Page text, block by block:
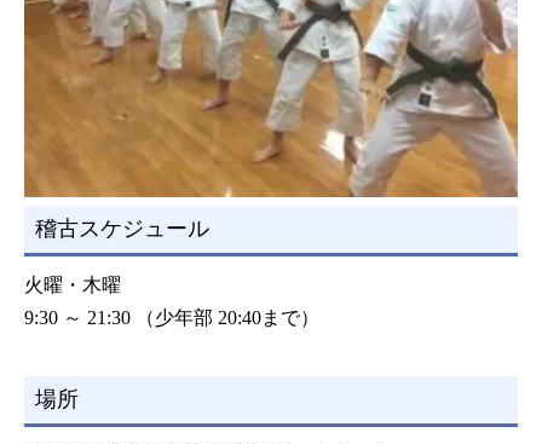
稽古スケジュール
火曜・木曜
9:30 ～ 21:30 （少年部 20:40まで）
場所